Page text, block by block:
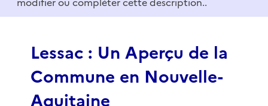
f
Lessac : Un Aperçu de la
Commune en Nouvelle-
Aquitaine